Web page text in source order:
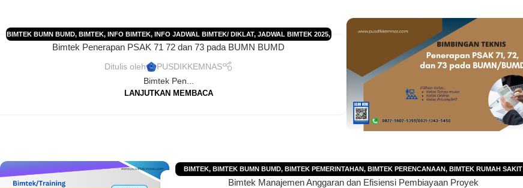
BIMTEK BUMN BUMD,BIMTEK,INFO BIMTEK,INFO JADWAL BIMTEK/ DIKLAT,JADWAL BIMTEK 2025,
JADWAL BIMTEK 2026,JADWAL PELATIHAN 2025,JADWAL PELATIHAN 2026 ,JADWAL TRAINING
PELATIHAN PERUSAHAAN-PT-CV
PERUSAHAAN
Bimtek Penerapan PSAK 71 72 dan 73 pada BUMN BUMD
Ditulis oleh
PUSDIKKEMNAS
Bimtek Pen...
LANJUTKAN MEMBACA
BIMTEK, BIMTEK BUMN BUMD, BIMTEK PEMERINTAHAN, BIMTEK PERENCANAAN, BIMTEK RUMAH SAKIT
INFO BIMTEK,INFO JADWAL BIMTEK/ DIKLAT,JADWAL BIMTEK 2025 ,JADWAL BIMTEK 2026
Bimtek Manajemen Anggaran dan Efisiensi Pembiayaan Proyek